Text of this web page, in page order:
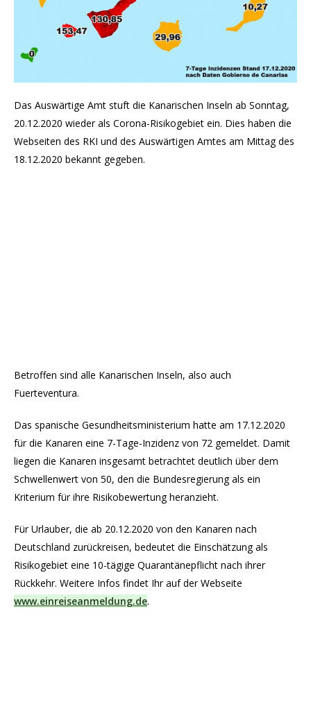
Das Auswärtige Amt stuft die Kanarischen Inseln ab Sonntag,
20.12.2020 wieder als Corona-Risikogebiet ein. Dies haben die
Webseiten des RKI und des Auswärtigen Amtes am Mittag des
18.12.2020 bekannt gegeben.
Betroffen sind alle Kanarischen Inseln, also auch
Fuerteventura.
Das spanische Gesundheitsministerium hatte am 17.12.2020
für die Kanaren eine 7-Tage-Inzidenz von 72 gemeldet. Damit
liegen die Kanaren insgesamt betrachtet deutlich über dem
Schwellenwert von 50, den die Bundesregierung als ein
Kriterium für ihre Risikobewertung heranzieht.
Für Urlauber, die ab 20.12.2020 von den Kanaren nach
Deutschland zurückreisen, bedeutet die Einschätzung als
Risikogebiet eine 10-tägige Quarantänepflicht nach ihrer
Rückkehr. Weitere Infos findet Ihr auf der Webseite
www.einreiseanmeldung.de.